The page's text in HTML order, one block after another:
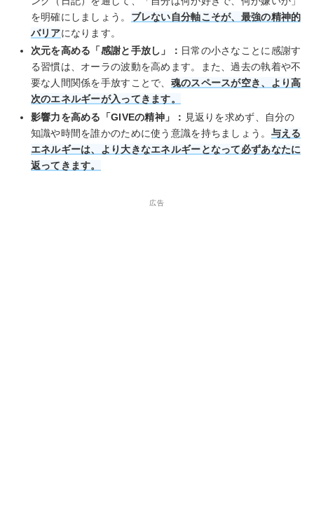
を明確にしましょう。 ブレない自分軸こそが、最強の精神的
バリアになります。
次元を高める「感謝と手放し」： 日常の小さなことに感謝す
る習慣は、オーラの波動を高めます。また、過去の執着や不
要な人間関係を手放すことで、 魂のスペースが空き、より高
次のエネルギーが入ってきます。
影響力を高める「GIVEの精神」： 見返りを求めず、自分の
知識や時間を誰かのために使う意識を持ちましょう。 与える
エネルギーは、より大きなエネルギーとなって必ずあなたに
返ってきます。
広告